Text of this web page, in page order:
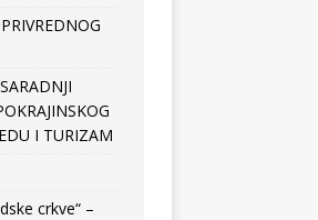
I TURIZAM
crkve“ –